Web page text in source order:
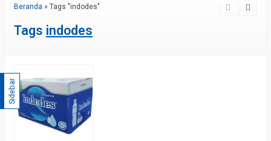
Beranda » Tags "indodes"
Tags indodes
Sidebar